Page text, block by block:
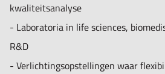
kwaliteitsanalyse
- Laboratoria in life sciences,
R&D
- Verlichtingsopstellingen waar